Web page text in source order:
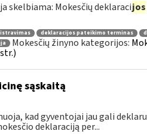
skelbiama: Mokesčių deklaracijos
deklaracijos pateikimo terminas
Mokesčių žinyno kategorijos:
sąskaitą
kad gyventojai jau gali
deklaraciją per...